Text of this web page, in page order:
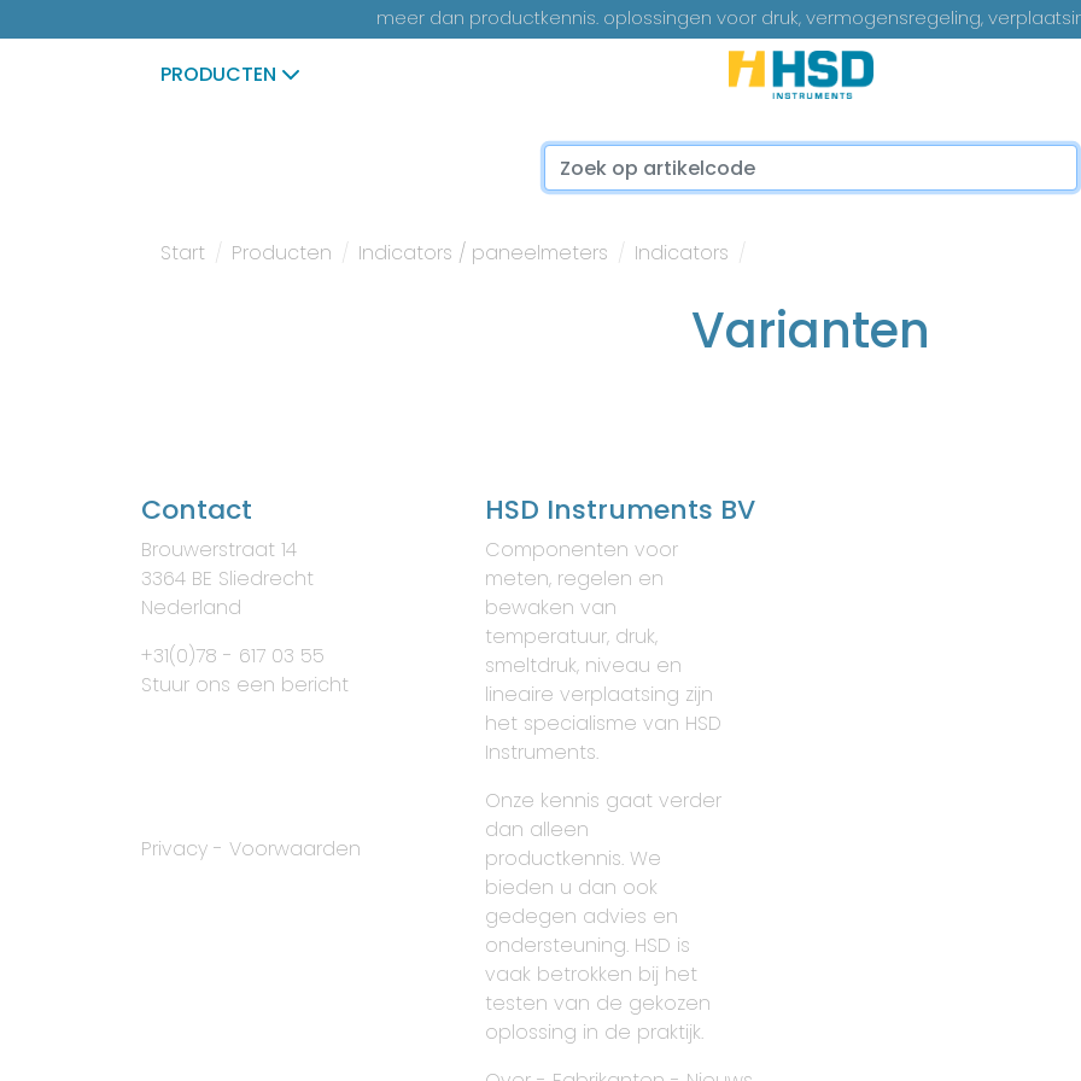
meer dan productkennis. oplossingen voor druk, vermogensregeling,
PRODUCTEN
...
Start Producten Indicators / paneelmeters Indicators
Varianten
Contact
Brouwerstraat 14
3364 BE Sliedrecht
Nederland
+31(0)78 - 617 03 55
Stuur ons een bericht
Privacy - Voorwaarden
HSD Instruments BV
Componenten voor
meten, regelen en
bewaken van
temperatuur, druk,
smeltdruk, niveau en
lineaire verplaatsing zijn
het specialisme van HSD
Instruments.
Onze kennis gaat verder
dan alleen
productkennis. We
bieden u dan ook
gedegen advies en
ondersteuning. HSD is
vaak betrokken bij het
testen van de gekozen
oplossing in de praktijk.